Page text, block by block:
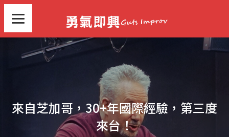
來自芝加哥，30+年國際經驗，第三度
來台！